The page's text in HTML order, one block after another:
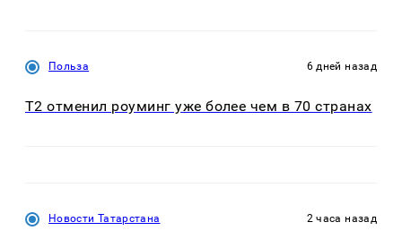
Польза 6 дней назад
Т2 отменил роуминг уже более чем в 70 странах
Новости Татарстана 2 часа назад